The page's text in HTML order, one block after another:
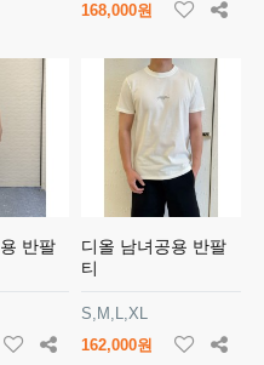
168,000원
반팔
디올 남녀공용 반팔
티
S,M,L,XL
162,000원